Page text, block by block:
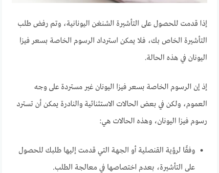
إذا قدمت للحصول على التأشيرة الشنغن اليونانية، وتم رفض طلب
التأشيرة الخاص بك، فلا يمكن استرداد الرسوم الخاصة بسعر فيزا
اليونان في هذه الحالة.
إذ إن الرسوم الخاصة بسعر فيزا اليونان غير مستردة على وجه
العموم، ولكن في بعض الحالات الاستثنائية والنادرة يمكن أن تسترد
رسوم فيزا اليونان، وهذه الحالات هي:
وفقًا لرؤية القنصلية أو الجهة التي قدمت إليها طلبك للحصول
على التأشيرة، بعدم اختصاصها في معالجة الطلب.